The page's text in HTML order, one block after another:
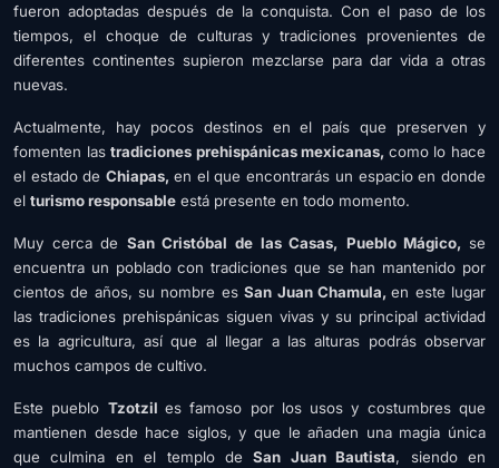
fueron adoptadas después de la conquista. Con el paso de los
tiempos, el choque de culturas y tradiciones provenientes de
diferentes continentes supieron mezclarse para dar vida a otras
nuevas.
Actualmente, hay pocos destinos en el país que preserven y
fomenten lastradiciones prehispánicas mexicanas, como lo hace
el estado deChiapas, en el que encontrarás un espacio en donde
el turismo responsable está presente en todo momento.
Muy cerca de San Cristóbal de las Casas, Pueblo Mágico, se
encuentra un poblado con tradiciones que se han mantenido por
cientos de años, su nombre esSan Juan Chamula,en este lugar
las tradiciones prehispánicas siguen vivas y su principal actividad
es la agricultura, así que al llegar a las alturas podrás observar
muchos campos de cultivo.
Este pueblo Tzotzil es famoso por los usos y costumbres que
mantienen desde hace siglos, y que le añaden una magia única
que culmina en el templo deSan Juan Bautista, siendo en